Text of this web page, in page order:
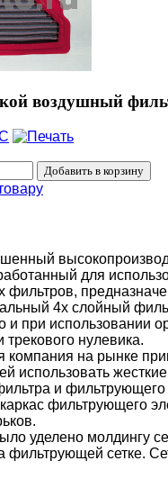
воздушный
для
фильтров,
4х слойный
и при использовании
трекового нулевика.
компания на рынке
использовать
и
фильтрующего
уделено молдингу
фильтрующей сетке.